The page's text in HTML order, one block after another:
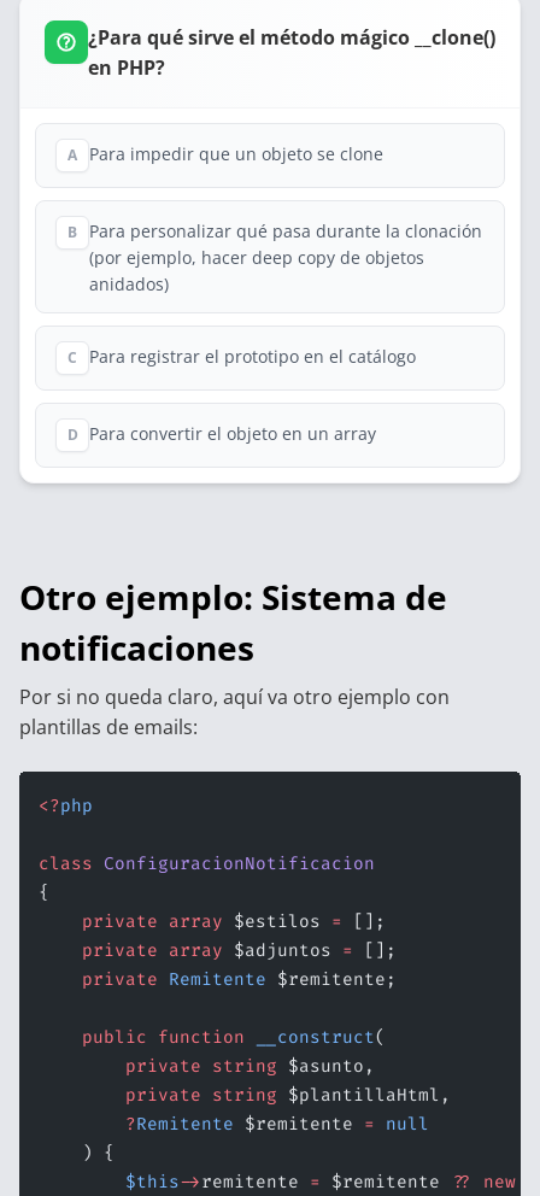
¿Para qué sirve el método mágico __clone()
en PHP?
A Para impedir que un objeto se clone
B
Para personalizar qué pasa durante la clonación
(por ejemplo, hacer deep copy de objetos
anidados)
C Para registrar el prototipo en el catálogo
D Para convertir el objeto en un array
Otro ejemplo: Sistema de
notificaciones
Por si no queda claro, aquí va otro ejemplo con
plantillas de emails:
<?php
class ConfiguracionNotificacion
{
    private
array $estilos =
[];
    private
array $adjuntos =
[];
    private
Remitente $remitente;
    public
function __construct(
        private
string $asunto,
        private
string $plantillaHtml,
        ?
Remitente $remitente =
null
    ) {
        $this
->remitente = $remitente ?? new